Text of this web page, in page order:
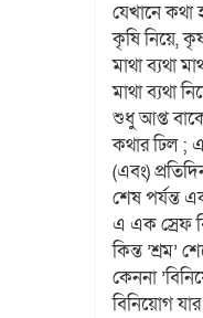
যেখানে কথা
কৃষি নিয়ে,
মাথা ব্যথা
মাথা ব্যথা
শুধু আপ্ত
কথার ঢিল ;
(এবং)
শেষ পর্যন্ত
এ এক স্রেফ
কিন্ত ’শ্রম’
কেননা
বিনিয়োগ